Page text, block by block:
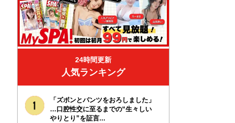
24時間更新
人気ランキング
「ズボンとパンツをおろしました」
…口腔性交に至るまでの“生々しい
やりとり”を証言...